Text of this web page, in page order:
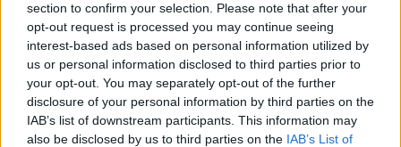
section to confirm your selection. Please note that after your
opt-out request is processed you may continue seeing
interest-based ads based on personal information utilized by
us or personal information disclosed to third parties prior to
your opt-out. You may separately opt-out of the further
disclosure of your personal information by third parties on the
IAB’s list of downstream participants. This information may
also be disclosed by us to third parties on the IAB’s List of
közel 150 ukrán ember halt meg, míg
sajtóinformációk szerint közel 100 orosz is életét
vesztette tegnap.
A háború kitörése miatt Vlagyimir Putyint és